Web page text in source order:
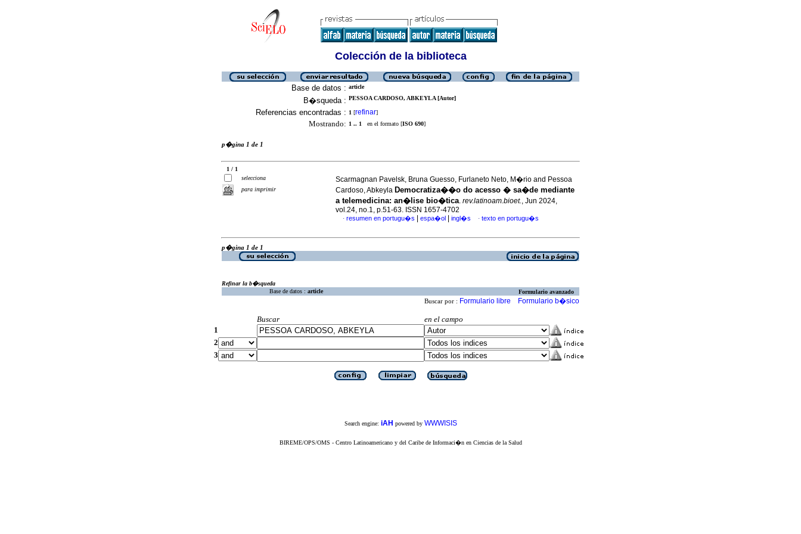
Colección de la biblioteca
Base de datos : article
B�squeda : PESSOA CARDOSO, ABKEYLA [Autor]
Referencias encontradas : 1 [refinar]
Mostrando: 1 .. 1 en el formato [ISO 690]
p�gina 1 de 1
1 / 1
selecciona
para imprimir
Scarmagnan Pavelsk, Bruna Guesso, Furlaneto Neto, M�rio and Pessoa
Cardoso, Abkeyla Democratiza��o do acesso � sa�de mediante
a telemedicina: an�lise bio�tica. rev.latinoam.bioet., Jun 2024,
vol.24, no.1, p.51-63. ISSN 1657-4702
· resumen en portugu�s espa�ol ingl�s · texto en portugu�s
p�gina 1 de 1
Refinar la b�squeda
Base de datos : article Formulario avanzado
Buscar por : Formulario libre Formulario b�sico
Buscar
en el campo
1
2
3
Search engine: iAH powered by WWWISIS
BIREME/OPS/OMS - Centro Latinoamericano y del Caribe de Informaci�n en Ciencias de la Salud